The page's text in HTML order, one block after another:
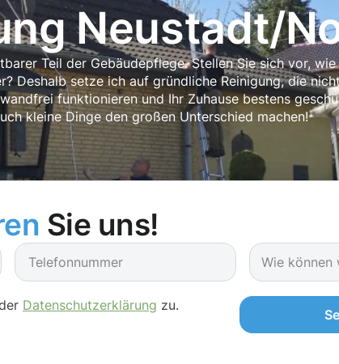
Neustadt/
Teil der Gebäudepflege. Stellen Sie sich vor,
Deshalb setze ich auf gründliche Reinigung, die
funktionieren und Ihr Zuhause bestens
kleine Dinge den großen Unterschied machen!
Sie uns!
Datenschutzerklärung zu.